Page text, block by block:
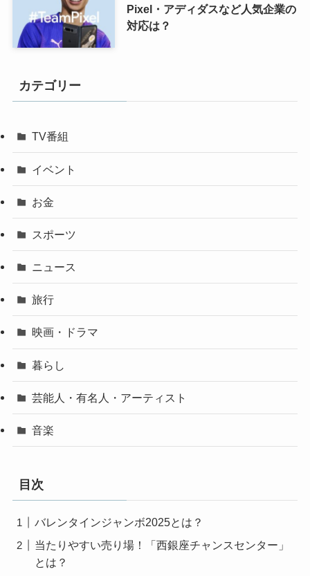
Pixel・アディダスなど人気企業の
対応は？
カテゴリー
TV番組
イベント
お金
スポーツ
ニュース
旅行
映画・ドラマ
暮らし
芸能人・有名人・アーティスト
音楽
目次
バレンタインジャンボ2025とは？
当たりやすい売り場！「西銀座チャンスセンター」
とは？